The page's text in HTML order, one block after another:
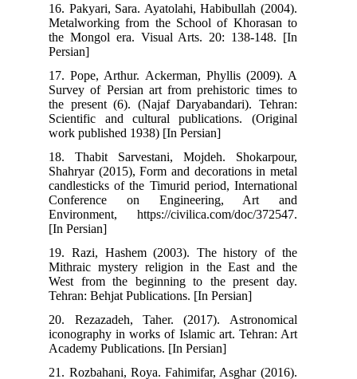
16. Pakyari, Sara. Ayatolahi, Habibullah (2004).
Metalworking from the School of Khorasan to
the Mongol era. Visual Arts. 20: 138-148. [In
17. Pope, Arthur. Ackerman, Phyllis (2009). A
Survey of Persian art from prehistoric times to
the present (6). (Najaf Daryabandari). Tehran:
Scientific and cultural publications. (Original
work published 1938) [In Persian]
18. Thabit Sarvestani, Mojdeh. Shokarpour,
Shahryar (2015), Form and decorations in metal
candlesticks of the Timurid period, International
Conference on Engineering, Art and
Environment, https://civilica.com/doc/372547.
[In Persian]
19. Razi, Hashem (2003). The history of the
Mithraic mystery religion in the East and the
West from the beginning to the present day.
Tehran: Behjat Publications. [In Persian]
20. Rezazadeh, Taher. (2017). Astronomical
iconography in works of Islamic art. Tehran: Art
Academy Publications. [In Persian]
21. Rozbahani, Roya. Fahimifar, Asghar (2016).